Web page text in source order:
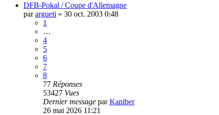
DFB-Pokal / Coupe d'Allemagne
parargueti » 30 oct. 2003 0:48
1
…
4
5
6
7
8
77 Réponses
53427 Vues
Dernier message parKaniber
26 mai 2026 11:21